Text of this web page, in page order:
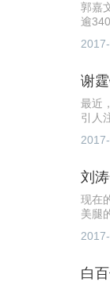
郭嘉
逾
谢
最近
引人
刘
现在
美腿
白